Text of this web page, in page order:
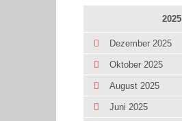
2025
Dezember 2025
Oktober 2025
August 2025
Juni 2025